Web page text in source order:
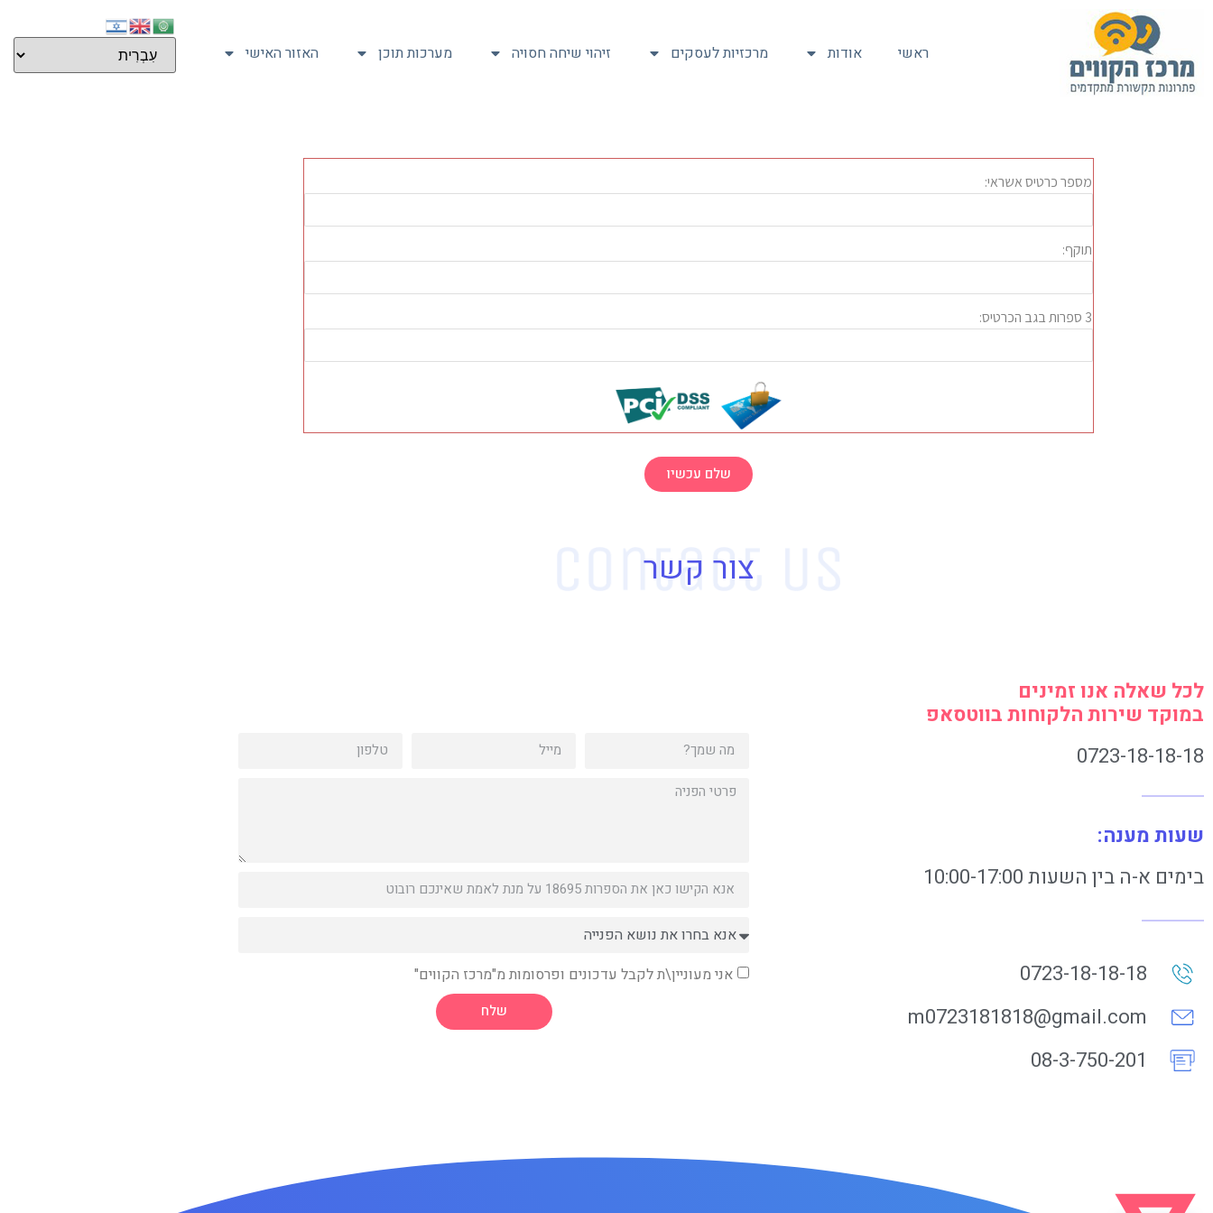
ראשי אודות מרכזיות לעסקים זיהוי שיחה חסויה מערכות תוכן האזור האישי
שלם עכשיו
צור קשר
לכל שאלה אנו זמינים
במוקד שירות הלקוחות בווטסאפ
0723-18-18-18
שעות מענה:
בימים א-ה בין השעות 10:00-17:00
0723-18-18-18
m0723181818@gmail.com
08-3-750-201
אני מעוניין\ת לקבל עדכונים ופרסומות מ"מרכז הקווים"
שלח